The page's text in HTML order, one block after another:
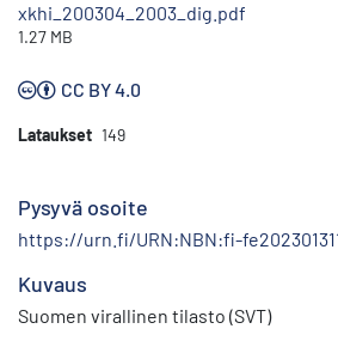
xkhi_200304_2003_dig.pdf
1.27 MB
CC BY 4.0
Lataukset 149
Pysyvä osoite
https://urn.fi/URN:NBN:fi-
Kuvaus
Suomen virallinen tilasto (SVT)